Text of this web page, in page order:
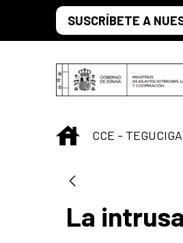
Saltar al contenido principal
SUSCRÍBETE A
INICIO
CCE -
La intrusa